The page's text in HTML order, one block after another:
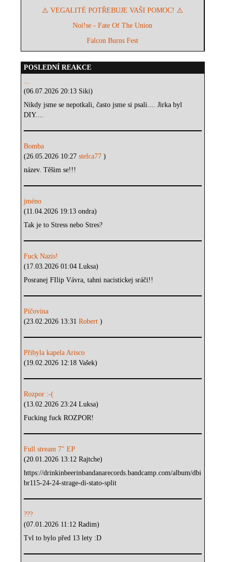
⚠️ VEGALITÉ POTŘEBUJE VAŠI POMOC! ⚠️
Noi!se - Fate Of The Union
Falcon Burns Fest
POSLEDNÍ REAKCE
...
(06.07.2026 20:13 Siki)
Nikdy jsme se nepotkali, často jsme si psali.... Jirka byl
DIY....
Bomba
(26.05.2026 10:27stelca77)
název. Těšim se!!!
jméno
(11.04.2026 19:13 ondra)
Tak je to Stress nebo Stres?
Fuck Nazis!
(17.03.2026 01:04 Luksa)
Posranej FIlip Vávra, tahni nacistickej sráči!!
Píčovina
(23.02.2026 13:31Robert)
Přibyla kapela Arisco
(19.02.2026 12:18 Vašek)
Rozpor :-(
(13.02.2026 23:24 Luksa)
Fucking fuck ROZPOR!
Full stream 7" EP
(20.01.2026 13:12 Rajtche)
https://drinkinbeerinbandanarecords.bandcamp.com/album/dbi
br115-24-24-strage-di-stato-split
???
(07.01.2026 11:12 Radim)
Tvl to bylo před 13 lety :D